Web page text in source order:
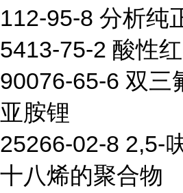
112-95-8 分析纯
5413-75-2 酸性
90076-65-6 双三
亚胺锂
25266-02-8 2,5-
十八烯的聚合物